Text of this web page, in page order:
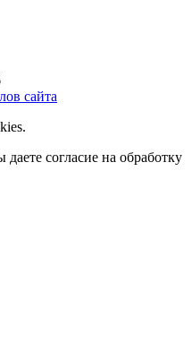
сайта
согласие на обработку